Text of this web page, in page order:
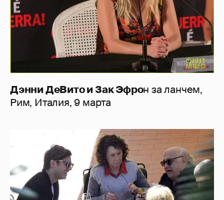
Дэнни ДеВито и Зак Эфрон за ланчем,
Рим, Италия, 9 марта